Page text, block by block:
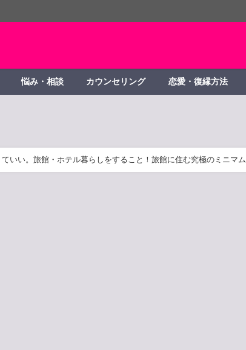
悩み・相談 カウンセリング 恋愛・復縁方法
いい。旅館・ホテル暮らしをすること！旅館に住む究極のミニマム